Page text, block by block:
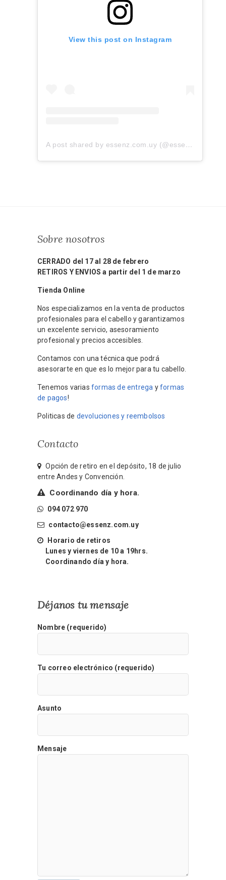
View this post on Instagram
A post shared by essenz.com.uy (@essenz.com.uy)
Sobre nosotros
CERRADO del 17 al 28 de febrero
RETIROS Y ENVIOS a partir del 1 de marzo
Tienda Online
Nos especializamos en la venta de productos
profesionales para el cabello y garantizamos
un excelente servicio, asesoramiento
profesional y precios accesibles.
Contamos con una técnica que podrá
asesorarte en que es lo mejor para tu cabello.
Tenemos varias formas de entrega yformas
de pagos!
Politicas de devoluciones y reembolsos
Contacto
Opción de retiro en el depósito, 18 de julio
entre Andes y Convención.
Coordinando día y hora.
094 072 970
contacto@essenz.com.uy
Horario de retiros
Lunes y viernes de 10 a 19hrs.
Coordinando día y hora.
Déjanos tu mensaje
Nombre (requerido)
Tu correo electrónico (requerido)
Asunto
Mensaje